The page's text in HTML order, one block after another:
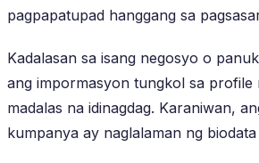
pagpapatupad hanggang sa
Kadalasan sa isang negosyo o
ang impormasyon tungkol sa profile
madalas na idinagdag. Karaniwan,
kumpanya ay naglalaman ng